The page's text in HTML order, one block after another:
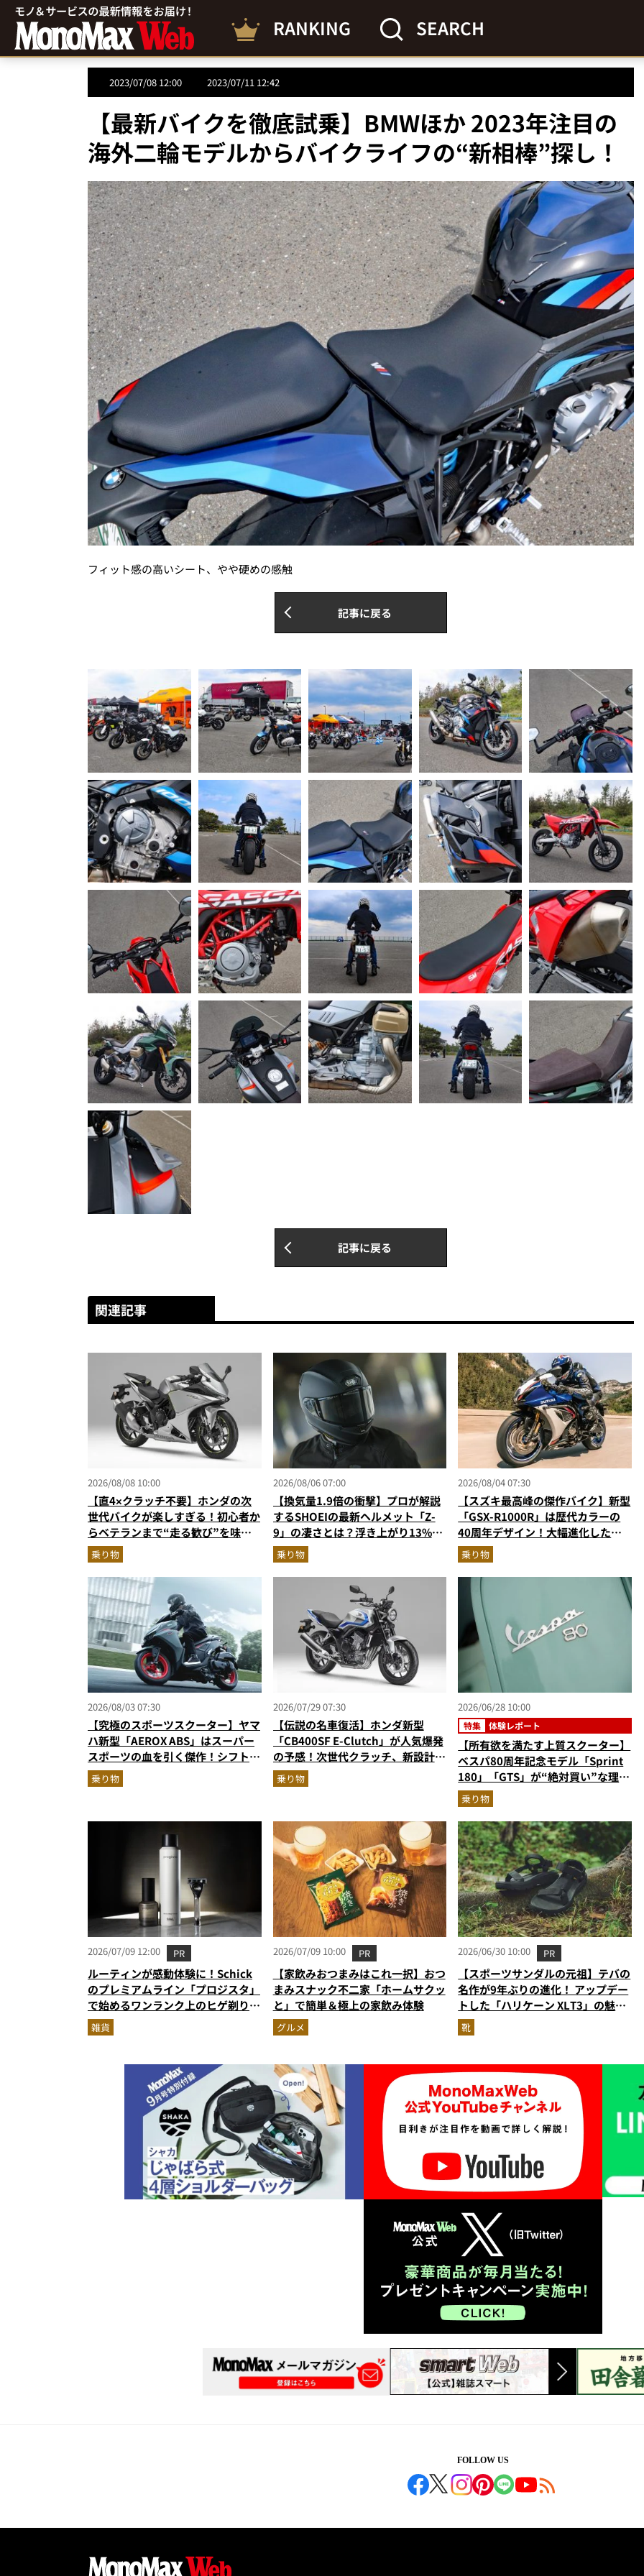
RANKING SEARCH
2023/07/08 12:00 2023/07/11 12:42
【最新バイクを徹底試乗】BMWほか 2023年注目の
海外二輪モデルからバイクライフの“新相棒”探し！
フィット感の高いシート、やや硬めの感触
記事に戻る
記事に戻る
関連記事
2026/08/08 10:00
【直4×クラッチ不要】ホンダの次
世代バイクが楽しすぎる！初心者か
らベテランまで“走る歓び”を味わ
える「CBR400R FOUR E-Clutch」
を徹底解説
乗り物
2026/08/06 07:00
【換気量1.9倍の衝撃】プロが解説
するSHOEIの最新ヘルメット「Z-
9」の凄さとは？浮き上がり13%減
で高速ライドも超快適な傑作フルフ
ェイス
乗り物
2026/08/04 07:30
【スズキ最高峰の傑作バイク】新型
「GSX-R1000R」は歴代カラーの
40周年デザイン！大幅進化した至
高のスーパースポーツを乗り物ライ
ターが解説
乗り物
2026/08/03 07:30
【究極のスポーツスクーター】ヤマ
ハ新型「AEROX ABS」はスーパー
スポーツの血を引く傑作！シフトダ
ウン可能で街乗りからツーリングま
で最強
乗り物
2026/07/29 07:30
【伝説の名車復活】ホンダ新型
「CB400SF E-Clutch」が人気爆発
の予感！次世代クラッチ、新設計の
直列4気筒エンジン搭載
乗り物
2026/06/28 10:00
特集 体験レポート
【所有欲を満たす上質スクーター】
ベスパ80周年記念モデル「Sprint
180」「GTS」が“絶対買い”な理由
とは？バイクのプロが生誕イベント
から実車レビュー！
乗り物
2026/07/09 12:00 PR
ルーティンが感動体験に！Schick
のプレミアムライン「プロジスタ」
で始めるワンランク上のヒゲ剃り習
慣
雑貨
2026/07/09 10:00 PR
【家飲みおつまみはこれ一択】おつ
まみスナック不二家「ホームサクッ
と」で簡単＆極上の家飲み体験
グルメ
2026/06/30 10:00 PR
【スポーツサンダルの元祖】テバの
名作が9年ぶりの進化！ アップデー
トした「ハリケーン XLT3」の魅力
を識者があらゆる角度から徹底解
説！
靴
FOLLOW US